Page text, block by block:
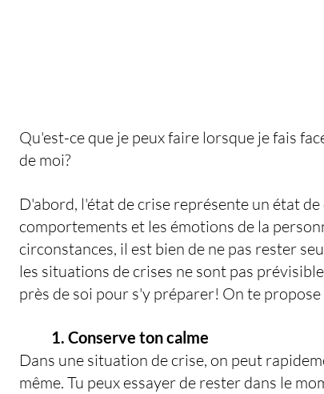
Qu'est-ce que je peux faire lorsque je fais
de moi?
D'abord, l'état de crise représente un état
comportements et les émotions de la
circonstances, il est bien de ne pas rester
les situations de crises ne sont pas
près de soi pour s'y préparer! On te
	1. Conserve ton calme
Dans une situation de crise, on peut
même. Tu peux essayer de rester dans le